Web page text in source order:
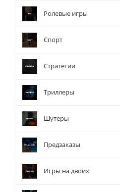
Ролевые игры
Спорт
Стратегии
Триллеры
Шутеры
Предзаказы
Игры на двоих